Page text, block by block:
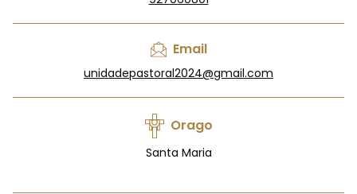
Email
unidadepastoral2024@gmail.com
Orago
Santa Maria